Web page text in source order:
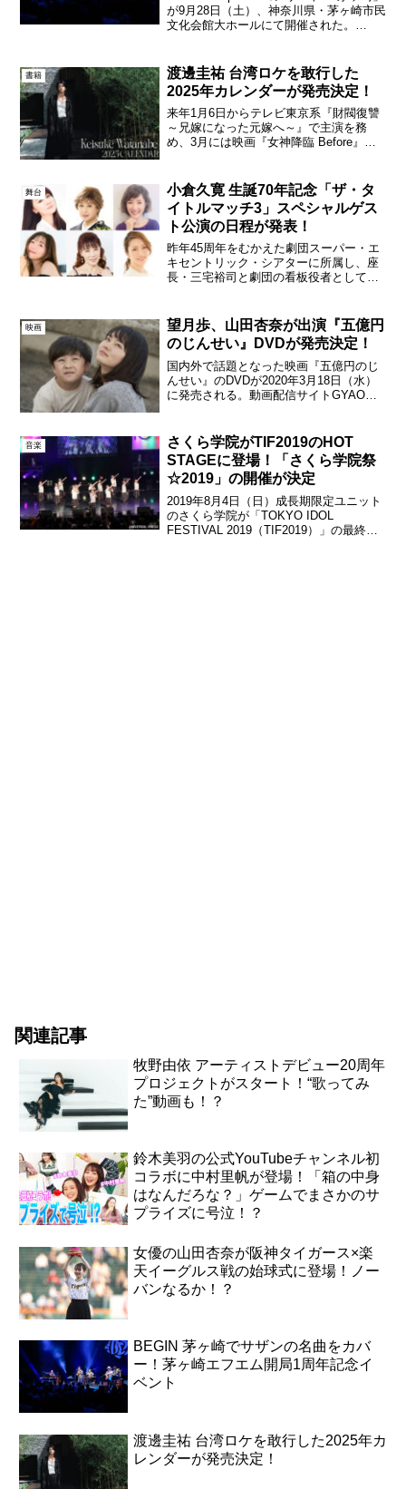
が9月28日（土）、神奈川県・茅ヶ崎市民
文化会館大ホールにて開催された。
崎エフエム」が10...
書籍
渡邊圭祐 台湾ロケを敢行した
2025年カレンダーが発売決定！
来年1月6日からテレビ東京系『財閥復讐
～兄嫁になった元嫁へ～』で主演を務
め、3月には映画『女神降臨 Before』、5
レンダー“Yes, We...
舞台
小倉久寛 生誕70年記念「ザ・タ
イトルマッチ3」スペシャルゲス
ト公演の日程が発表！
昨年45周年をむかえた劇団スーパー・エ
キセントリック・シアターに所属し、座
長・三宅裕司と劇団の看板役者として、
『小倉久寛 生誕70年記念 コントライブ
ザ・タイトルマ...
映画
望月歩、山田杏奈が出演『五億円
のじんせい』DVDが発売決定！
国内外で話題となった映画『五億円のじ
んせい』のDVDが2020年3月18日（水）
に発売される。動画配信サイトGYAOと
動。同プロジェクトは、これからの時代
を...
音楽
さくら学院がTIF2019のHOT
STAGEに登場！「さくら学院祭
☆2019」の開催が決定
2019年8月4日（日）成長期限定ユニット
のさくら学院が「TOKYO IDOL
FESTIVAL 2019（TIF2019）」の最終日
関連記事
牧野由依 アーティストデビュー20周年
プロジェクトがスタート！“歌ってみ
た”動画も！？
鈴木美羽の公式YouTubeチャンネル初
コラボに中村里帆が登場！「箱の中身
はなんだろな？」ゲームでまさかのサ
プライズに号泣！？
女優の山田杏奈が阪神タイガース×楽
天イーグルス戦の始球式に登場！ノー
バンなるか！？
BEGIN 茅ヶ崎でサザンの名曲をカバ
ー！茅ヶ崎エフエム開局1周年記念イ
ベント
渡邊圭祐 台湾ロケを敢行した2025年カ
レンダーが発売決定！